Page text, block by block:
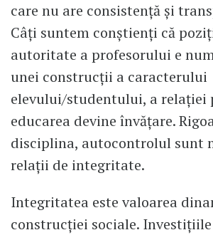
care nu are consistență și
Câți suntem conștienți că
autoritate a profesorului e
unei construcții a caracterului
elevului/studentului, a relației
educarea devine învățare.
disciplina, autocontrolul sunt
relații de integritate.
Integritatea este valoarea
construcției sociale.